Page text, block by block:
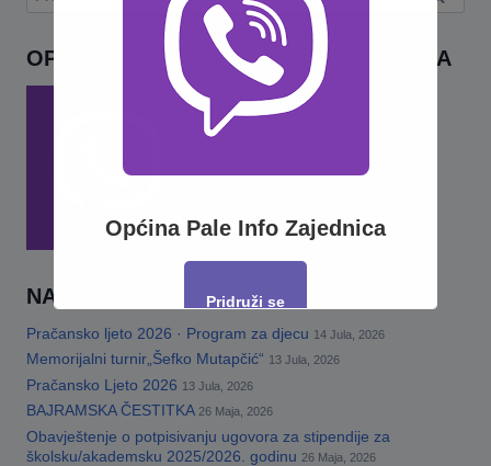
OPĆINA PALE INFO – VIBER ZAJEDNICA
NAJNOVIJE
Pračansko ljeto 2026 · Program za djecu 14 Jula, 2026
Memorijalni turnir„Šefko Mutapčić“ 13 Jula, 2026
Pračansko Ljeto 2026 13 Jula, 2026
BAJRAMSKA ČESTITKA 26 Maja, 2026
Obavještenje o potpisivanju ugovora za stipendije za
školsku/akademsku 2025/2026. godinu 26 Maja, 2026
Općina Pale Info Zajednica
Pridruži se
This will close in 17 seconds